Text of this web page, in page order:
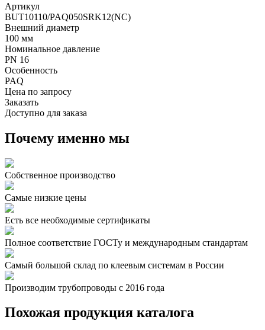
Артикул
BUT10110/PAQ050SRK12(NC)
Внешний диаметр
100 мм
Номинальное давление
PN 16
Особенность
PAQ
Цена по запросу
Заказать
Доступно для заказа
Почему именно мы
Собственное производство
Самые низкие цены
Есть все необходимые сертификаты
Полное соответствие ГОСТу и международным стандартам
Самый большой склад по клеевым системам в России
Производим трубопроводы с 2016 года
Похожая продукция каталога